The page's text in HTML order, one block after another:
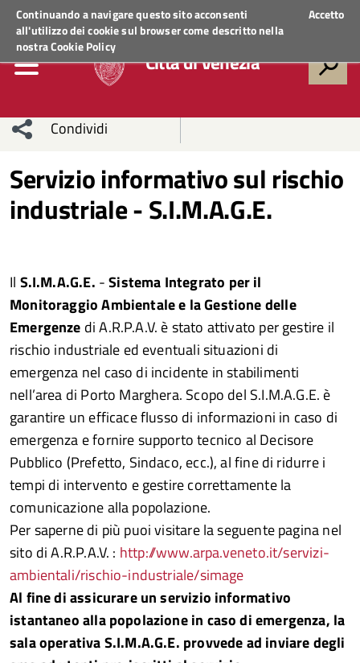
Continuando a navigare questo sito acconsenti
all'utilizzo dei cookie sul browser come descritto nella
nostraCookie Policy
Accetto
Regione VenetoACCEDI AI SERVIZI
Città di Venezia
Condividi
sui social
Condividi
Condividi
su
Condividi
Twitter
su
Facebook
Condividi
su
Whatsapp
Servizio informativo sul rischio
industriale - S.I.M.A.G.E.
Il S.I.M.A.G.E. -Sistema Integrato per il
Monitoraggio Ambientale e la Gestione delle
Emergenze di A.R.P.A.V. è stato attivato per gestire il
rischio industriale ed eventuali situazioni di
emergenza nel caso di incidente in stabilimenti
nell’area di Porto Marghera. Scopo del S.I.M.A.G.E. è
garantire un efficace flusso di informazioni in caso di
emergenza e fornire supporto tecnico al Decisore
Pubblico (Prefetto, Sindaco, ecc.), al fine di ridurre i
tempi di intervento e gestire correttamente la
comunicazione alla popolazione.
Per saperne di più puoi visitare la seguente pagina nel
sito di A.R.P.A.V. : http://www.arpa.veneto.it/servizi-
ambientali/rischio-industriale/simage
Al fine di assicurare un servizio informativo
istantaneo alla popolazione in caso di emergenza, la
sala operativa S.I.M.A.G.E. provvede ad inviare degli